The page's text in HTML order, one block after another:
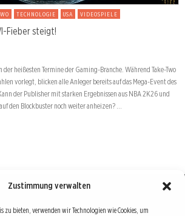
Zustimmung verwalten
bieten, verwenden wir Technologien wie Cookies, um
TECHNOLOGIE USA VIDEOSPIELE
Fieber steigt!
heißesten Termine der Gaming-Branche. Während Take-Two
vorlegt, blicken alle Anleger bereits auf das Mega-Event des
der Publisher mit starken Ergebnissen aus NBA 2K26 und
den Blockbuster noch weiter anheizen? …
global